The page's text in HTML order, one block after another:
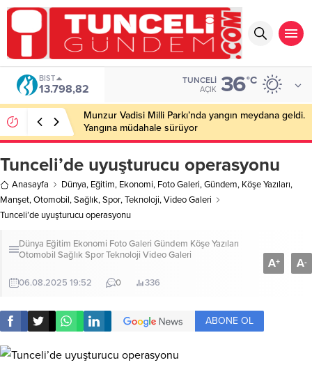
BIST
13.798,82
TUNCELI
AÇIK 36°C
Munzur Vadisi Milli Parkı’nda yangın meydana geldi.
Yangına müdahale sürüyor
Tunceli’de uyuşturucu operasyonu
Anasayfa Dünya, Eğitim, Ekonomi, Foto Galeri,Gündem, Köşe Yazıları,
Manşet,Otomobil,Sağlık,Spor,Teknoloji,Video Galeri
Tunceli’de uyuşturucu operasyonu
Dünya Eğitim Ekonomi Foto Galeri Gündem Köşe Yazıları
Otomobil SağlıkSporTeknoloji Video Galeri
06.08.2025 19:52 0 336
A+ A-
ABONE OL